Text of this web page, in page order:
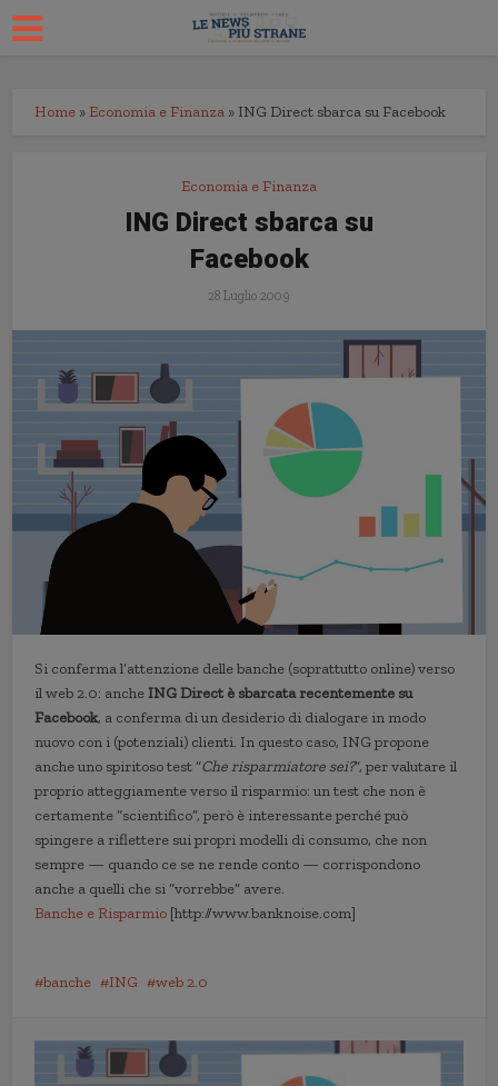
Home » Economia e Finanza » ING Direct sbarca su Facebook
Economia e Finanza
ING Direct sbarca su
Facebook
28 Luglio 2009
Si conferma l’attenzione delle banche (soprattutto online) verso
il web 2.0: anche ING Direct è sbarcata recentemente su
Facebook, a conferma di un desiderio di dialogare in modo
nuovo con i (potenziali) clienti. In questo caso, ING propone
anche uno spiritoso test “Che risparmiatore sei?“, per valutare il
proprio atteggiamente verso il risparmio: un test che non è
certamente “scientifico”, però è interessante perché può
spingere a riflettere sui propri modelli di consumo, che non
sempre — quando ce se ne rende conto — corrispondono
anche a quelli che si “vorrebbe” avere.
Banche e Risparmio [http://www.banknoise.com]
banche ING web 2.0